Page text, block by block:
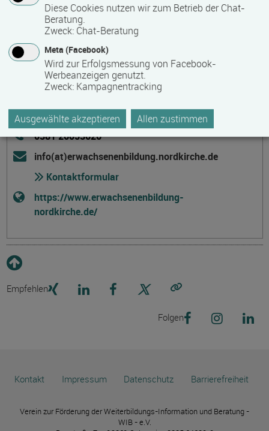
Evangelische Erwachsenenbildung (EAE)
Evangelisch-Lutherische Kirche in Norddeutschland,
Hauptbereich Generationen und Geschlechter
Häktweg 6
Deutschland
0381 26053626
info(at)erwachsenenbildung.nordkirche.de
Kontaktformular
https://www.erwachsenenbildung-
nordkirche.de/
Empfehlen
Folgen
Kontakt Impressum Datenschutz Barrierefreiheit
Verein zur Förderung der Weiterbildungs-Information und Beratung -
WIB - e.V.
Diese Cookies nutzen wir zum Betrieb der Chat-
Beratung.
Zweck: Chat-Beratung
Meta (Facebook)
Wird zur Erfolgsmessung von Facebook-
Werbeanzeigen genutzt.
Zweck: Kampagnentracking
Ausgewählte akzeptieren Allen zustimmen